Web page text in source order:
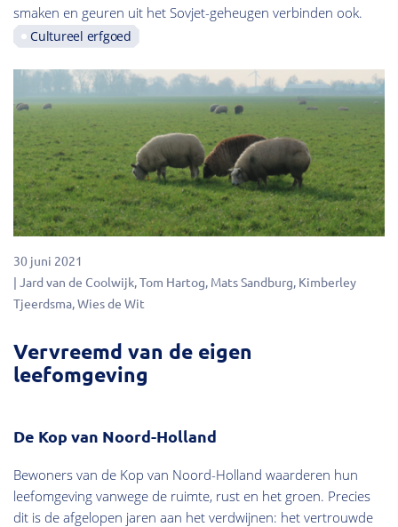
smaken en geuren uit het Sovjet-geheugen verbinden ook.
Cultureel erfgoed
30 juni 2021
Jard van de Coolwijk Tom Hartog Mats Sandburg Kimberley
Tjeerdsma Wies de Wit
Vervreemd van de eigen
leefomgeving
De Kop van Noord-Holland
Bewoners van de Kop van Noord-Holland waarderen hun
leefomgeving vanwege de ruimte, rust en het groen. Precies
dit is de afgelopen jaren aan het verdwijnen: het vertrouwde